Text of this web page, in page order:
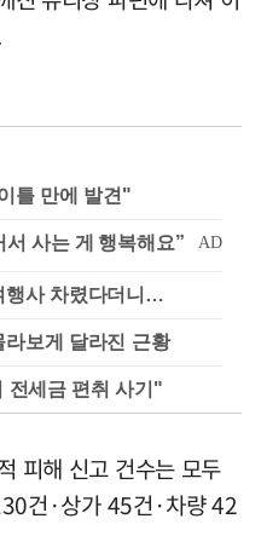
틀 만에 발견"
행사 차렸다더니…
보게 달라진 근황
전세금 편취 사기"
피해 신고 건수는 모두
건·상가 45건·차량 42